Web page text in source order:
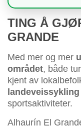
TING Å
GRANDE
Med mer og mer
området, både
kjent av
landeveissykling
sportsaktiviteter.
Alhaurín El